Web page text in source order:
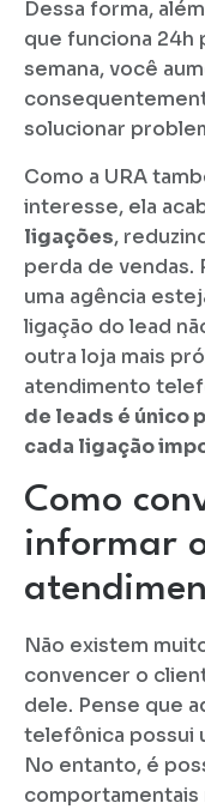
Dessa forma,
que funciona 24h
semana, você
solucionar
Como a URA
interesse, ela
ligações,
perda de vendas.
uma agência
ligação do lead
outra loja mais
atendimento
de leads é único
cada ligação
Como
informar
Não existem
convencer o
dele. Pense que
telefônica possui
No entanto, é
comportamentais